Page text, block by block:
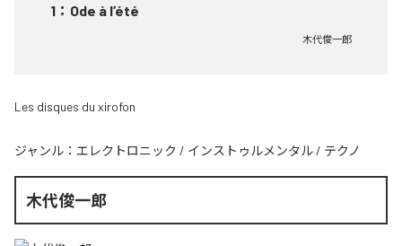
1 ： Ode à l’été
木代俊一郎
Les disques du xirofon
ジャンル： エレクトロニック / インストゥルメンタル / テクノ
木代俊一郎